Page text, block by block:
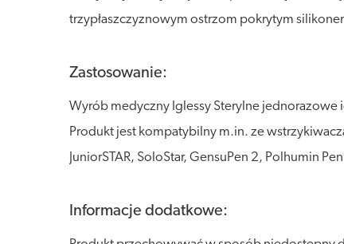
trzypłaszczyznowym ostrzom pokrytym
Zastosowanie:
Wyrób medyczny Iglessy Sterylne
Produkt jest kompatybilny m.in. ze
JuniorSTAR, SoloStar, GensuPen 2, Polhumin
Informacje dodatkowe: